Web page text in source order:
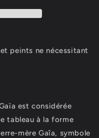
peints ne nécessitant
est considérée
tableau à la forme
mère Gaîa, symbole